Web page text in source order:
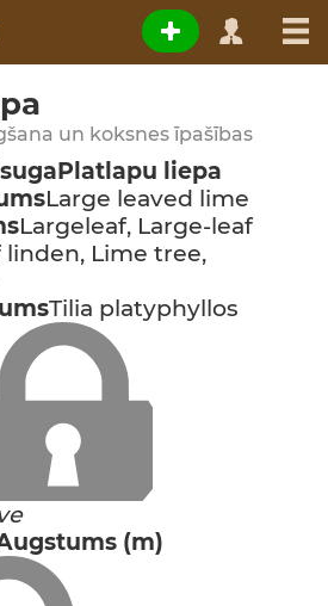
un koksnes īpašības
Platlapu liepa
Large leaved lime
Largeleaf, Large-leaf
Lime tree,
Tilia platyphyllos
(m)